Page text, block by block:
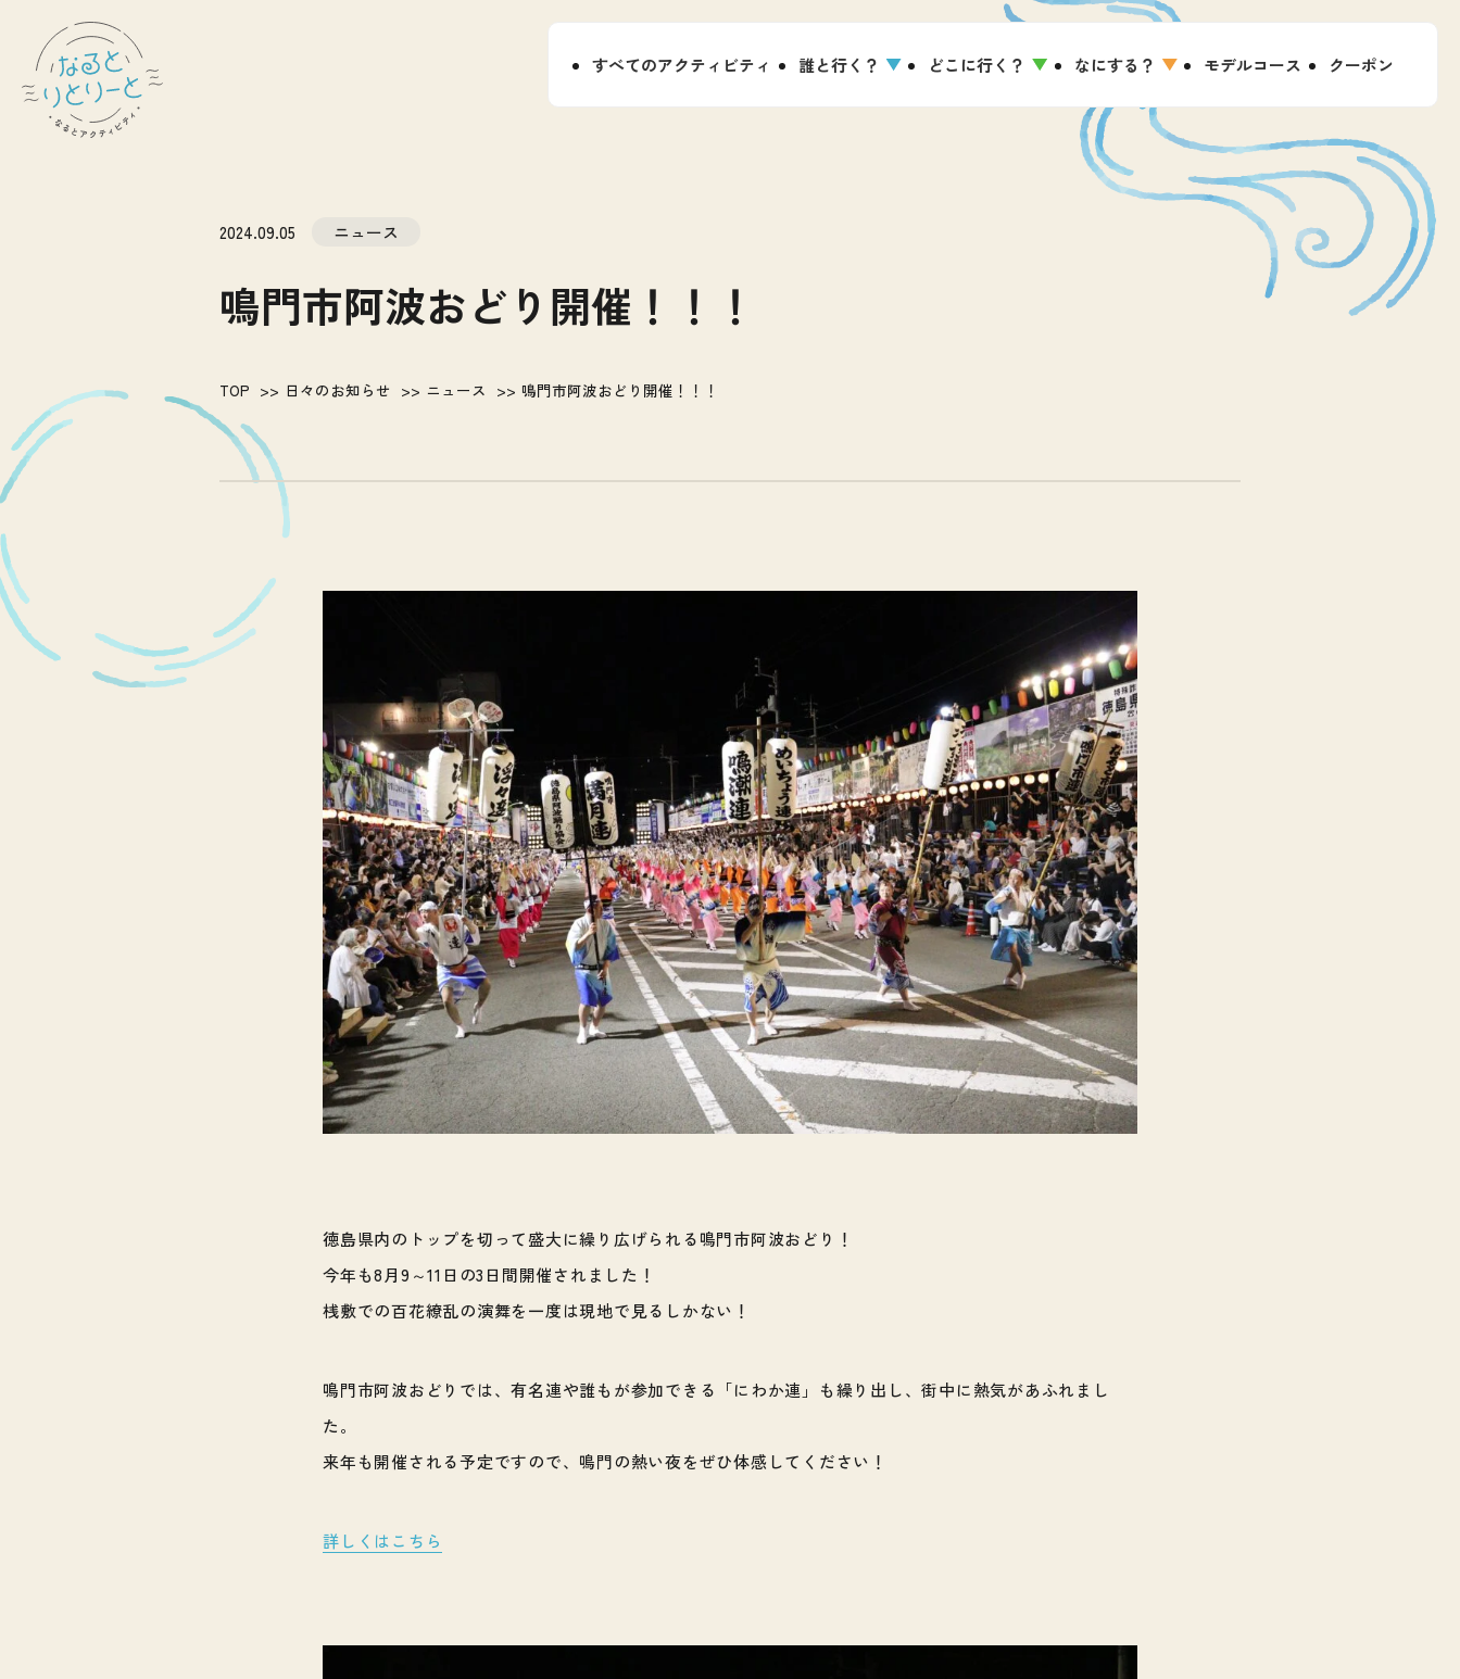
すべてのアクティビティ 誰と行く？ どこに行く？ なにする？ モデルコース クーポン
2024.09.05 ニュース
鳴門市阿波おどり開催！！！
TOP 日々のお知らせ ニュース 鳴門市阿波おどり開催！！！
徳島県内のトップを切って盛大に繰り広げられる鳴門市阿波おどり！
今年も8月9～11日の3日間開催されました！
桟敷での百花繚乱の演舞を一度は現地で見るしかない！
鳴門市阿波おどりでは、有名連や誰もが参加できる「にわか連」も繰り出し、街中に熱気があふれまし
た。
来年も開催される予定ですので、鳴門の熱い夜をぜひ体感してください！
詳しくはこちら